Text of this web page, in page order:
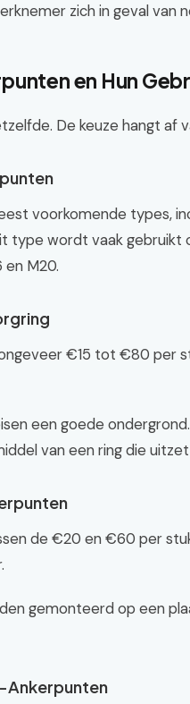
zich in geval van
en Hun
De keuze hangt af
voorkomende types,
type wordt vaak gebruikt
en M20.
€15 tot €80 per
een goede
van een ring die
de €20 en €60 per
gemonteerd op een
Ankerpunten